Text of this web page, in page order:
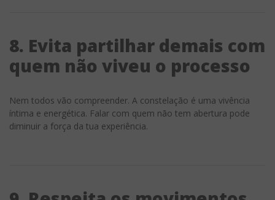
8. Evita partilhar demais com
quem não viveu o processo
Nem todos vão compreender. A constelação é uma vivência
íntima e energética. Falar com quem não tem abertura pode
diminuir a força da tua experiência.